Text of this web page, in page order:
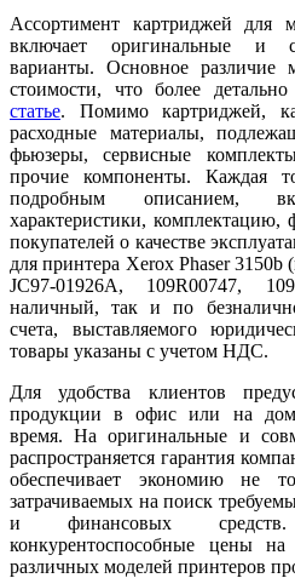
Ассортимент картриджей для
включает оригинальные и
варианты. Основное различие
стоимости, что более детально
статье. Помимо картриджей,
расходные материалы,
фьюзеры, сервисные
прочие компоненты. Каждая
подробным описанием,
характеристики, комплектацию,
покупателей о качестве
для принтера Xerox Phaser 3150b
JC97-01926A, 109R00747,
наличный, так и по
счета, выставляемого
товары указаны с учетом НДС.
Для удобства клиентов
продукции в офис или на
время. На оригинальные и
распространяется гарантия
обеспечивает экономию не
затрачиваемых на поиск
и финансовых
конкурентоспособные цены
различных моделей принтеров